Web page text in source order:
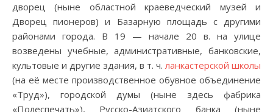
дворец (ныне областной краеведческий музей и
Дворец пионеров) и Базарную площадь с другими
районами города. В 19 — начале 20 в. на улице
возведены учебные, административные, банковские,
культовые и другие здания, в т. ч.ланкастерской школы
(на её месте производственное обувное объединение
«Труд»), городской думы (ныне здесь фабрика
«Полеспечать»), Русско-Азиатского банка (ныне